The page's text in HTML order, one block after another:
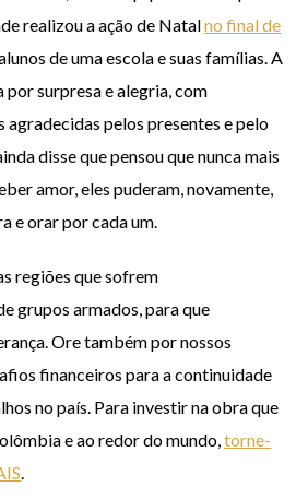
realizou a ação de Natalno final de
de uma escola e suas famílias. A
surpresa e alegria, com
agradecidas pelos presentes e pelo
disse que pensou que nunca mais
amor, eles puderam, novamente,
e orar por cada um.
regiões que sofrem
grupos armados, para que
Ore também por nossos
financeiros para a continuidade
no país. Para investir na obra que
e ao redor do mundo,torne-
.